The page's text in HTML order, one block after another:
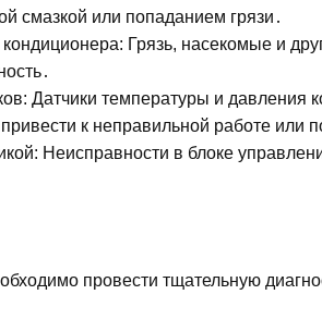
смазкой или попаданием грязи․
Грязь, насекомые и
Датчики температуры и
к неправильной работе или
Неисправности в блоке
провести тщательную